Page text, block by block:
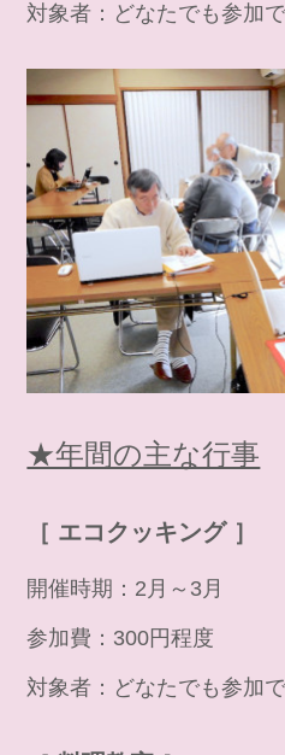
対象者：どなたでも参加
★年間の主な行事
［ エコクッキング ］
開催時期：2月～3月
参加費：300円程度
対象者：どなたでも参加